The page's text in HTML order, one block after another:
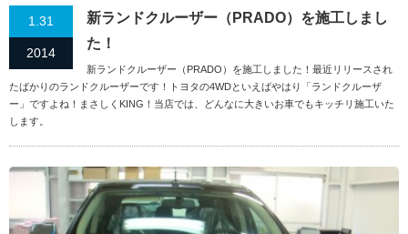
1.31
2014
新ランドクルーザー（PRADO）を施工しまし
た！
新ランドクルーザー（PRADO）を施工しました！最近リリースされ
たばかりのランドクルーザーです！トヨタの4WDといえばやはり「ランドクルーザ
ー」ですよね！まさしくKING！当店では、どんなに大きいお車でもキッチリ施工いた
します。